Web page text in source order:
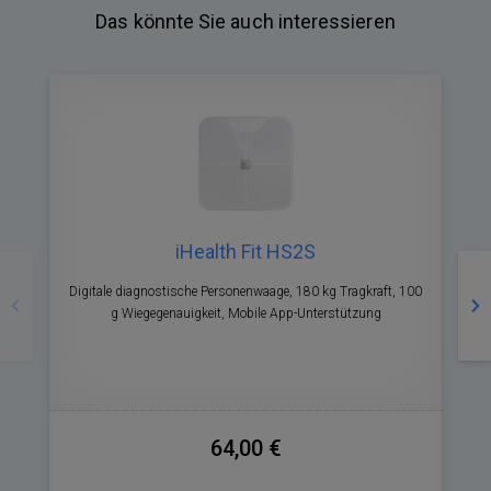
Das könnte Sie auch interessieren
iHealth Fit HS2S
Digitale diagnostische Personenwaage, 180 kg Tragkraft, 100
g Wiegegenauigkeit, Mobile App-Unterstützung
64,00 €